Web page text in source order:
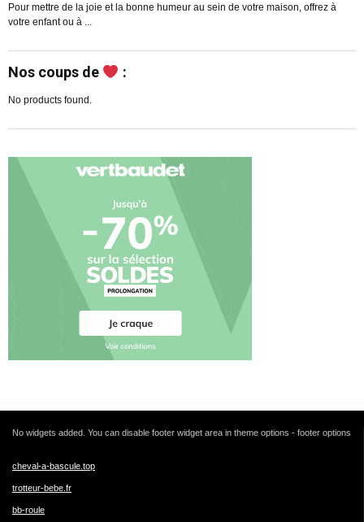
Pour mettre de la joie et la bonne humeur au sein de votre maison, offrez à
votre enfant ou à ...
Nos coups de :
No products found.
No widgets added. You can disable footer widget area in theme options - footer options
cheval-a-bascule.top
trotteur-bebe.fr
bb-roule